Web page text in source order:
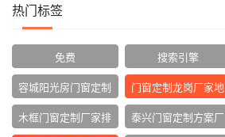
热门标签
免费 搜索引擎
容城阳光房门窗定制
厂家
门窗定制龙岗厂家地
址
木框门窗定制厂家排
泰兴门窗定制方案厂